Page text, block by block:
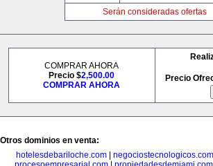
Serán consideradas ofertas
COMPRAR AHORA
Precio $2,500.00
COMPRAR AHORA
Precio
Otros dominios en venta:
hotelesdebariloche.com
negociostecnologicos.com